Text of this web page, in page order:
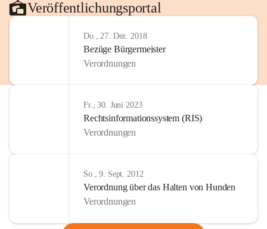
Veröffentlichungsportal
Do., 27. Dez. 2018
Bezüge Bürgermeister
Verordnungen
Fr., 30. Juni 2023
Rechtsinformationssystem (RIS)
Verordnungen
So., 9. Sept. 2012
Verordnung über das Halten von Hunden
Verordnungen